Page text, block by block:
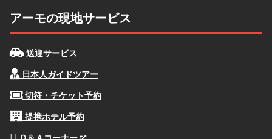
アーモの現地サービス
送迎サービス
日本人ガイドツアー
切符・チケット予約
提携ホテル予約